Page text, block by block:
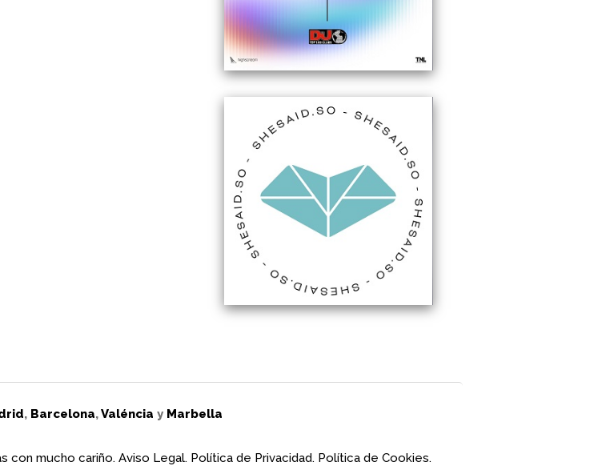
, Barcelona,Valéncia y Marbella
con mucho cariño. Aviso Legal. Política de Privacidad. Política de Cookies.